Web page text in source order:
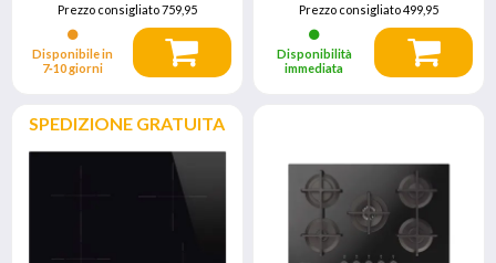
Prezzo consigliato759,95
Disponibile in
7‑10 giorni
Prezzo consigliato499,95
Disponibilità
immediata
SPEDIZIONE GRATUITA